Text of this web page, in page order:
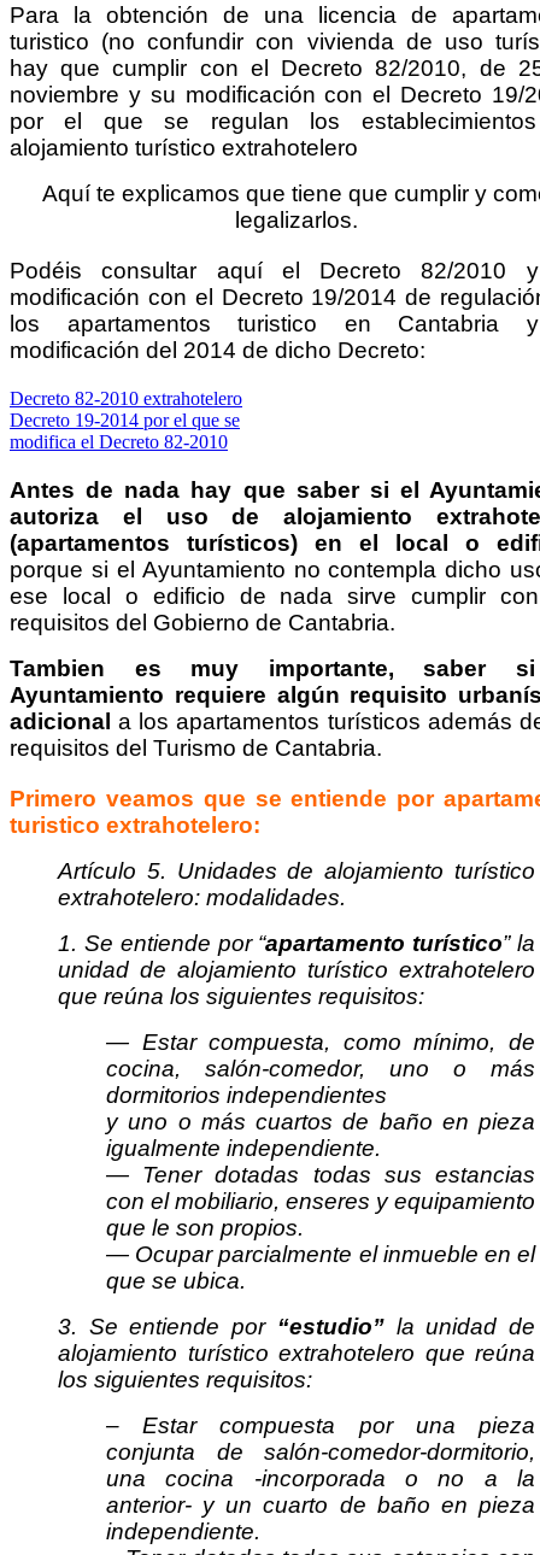
Para la obtención de una licencia de
turistico (no confundir con vivienda de uso
hay que cumplir con el Decreto 82/2010, de
noviembre y su modificación con el Decreto 19/
por el que se regulan los
alojamiento turístico extrahotelero
Aquí te explicamos que tiene que cumplir y
legalizarlos.
Podéis consultar aquí el Decreto 82/2010
modificación con el Decreto 19/2014 de
los apartamentos turistico en Cantabria
modificación del 2014 de dicho Decreto:
Decreto 82-2010 extrahotelero
Decreto 19-2014 por el que se
modifica el Decreto 82-2010
Antes de nada hay que saber si el
autoriza el uso de alojamiento
(apartamentos turísticos) en el local o
porque si el Ayuntamiento no contempla dicho
ese local o edificio de nada sirve cumplir
requisitos del Gobierno de Cantabria.
Tambien es muy importante, saber
Ayuntamiento requiere algún requisito
adicional a los apartamentos turísticos además
requisitos del Turismo de Cantabria.
Primero veamos que se entiende por
turistico extrahotelero:
Artículo 5. Unidades de alojamiento turístico
extrahotelero: modalidades.
1. Se entiende por “apartamento turístico” la
unidad de alojamiento turístico extrahotelero
que reúna los siguientes requisitos:
— Estar compuesta, como mínimo, de
cocina, salón-comedor, uno o más
dormitorios independientes
y uno o más cuartos de baño en pieza
igualmente independiente.
— Tener dotadas todas sus estancias
con el mobiliario, enseres y equipamiento
que le son propios.
— Ocupar parcialmente el inmueble en el
que se ubica.
3. Se entiende por “estudio”la unidad de
alojamiento turístico extrahotelero que reúna
los siguientes requisitos:
– Estar compuesta por una pieza
conjunta de salón-comedor-dormitorio,
una cocina -incorporada o no a la
anterior- y un cuarto de baño en pieza
independiente.